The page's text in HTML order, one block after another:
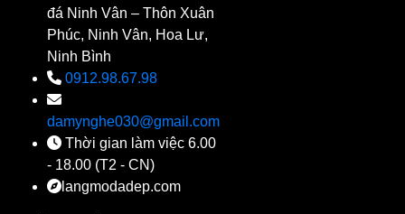
đá Ninh Vân – Thôn Xuân
Phúc, Ninh Vân, Hoa Lư,
Ninh Bình
0912.98.67.98
damynghe030@gmail.com
Thời gian làm việc 6.00
- 18.00 (T2 - CN)
langmodadep.com